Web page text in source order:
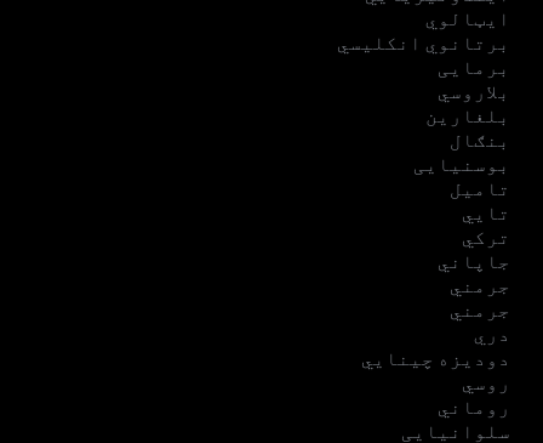
ایټالوي
برتانوي انکلیسي
برمایی
بلاروسي
بلغارین
بنګال
بوسنیایی
تامیل
تایي
ترکي
جاپاني
جرمني
جرمني
دري
دودیزه چینایي
روسي
روماني
سلوانیایی